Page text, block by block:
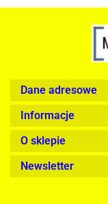
Dane adresowe
Informacje
O sklepie
Newsletter